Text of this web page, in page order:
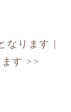
なります |
す >>